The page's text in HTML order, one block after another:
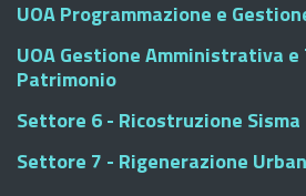
UOA Programmazione e
UOA Gestione Amministrativa e
Patrimonio
Settore 6 - Ricostruzione Sisma
Settore 7 - Rigenerazione